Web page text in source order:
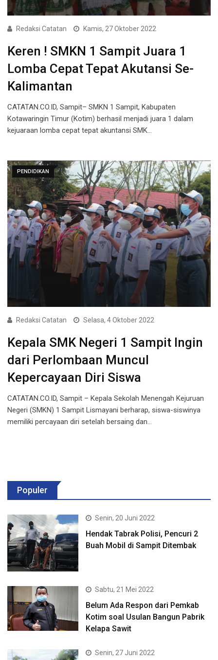
Redaksi Catatan Kamis, 27 Oktober 2022
Keren ! SMKN 1 Sampit Juara 1
Lomba Cepat Tepat Akutansi Se-
Kalimantan
CATATAN.CO.ID, Sampit– SMKN 1 Sampit, Kabupaten
Kotawaringin Timur (Kotim) berhasil menjadi juara 1 dalam
kejuaraan lomba cepat tepat akuntansi SMK…
PENDIDIKAN
Redaksi Catatan Selasa, 4 Oktober 2022
Kepala SMK Negeri 1 Sampit Ingin
dari Perlombaan Muncul
Kepercayaan Diri Siswa
CATATAN.CO.ID, Sampit – Kepala Sekolah Menengah Kejuruan
Negeri (SMKN) 1 Sampit Lismayani berharap, siswa-siswinya
memiliki percayaan diri setelah bersaing dan…
Populer
Senin, 20 Juni 2022
Hendak Tabrak Polisi, Pencuri 2
Buah Mobil di Sampit Ditembak
Sabtu, 21 Mei 2022
Belum Ada Respon dari Pemkab
Kotim soal Usulan Bangun Pabrik
Kelapa Sawit
Senin, 27 Juni 2022